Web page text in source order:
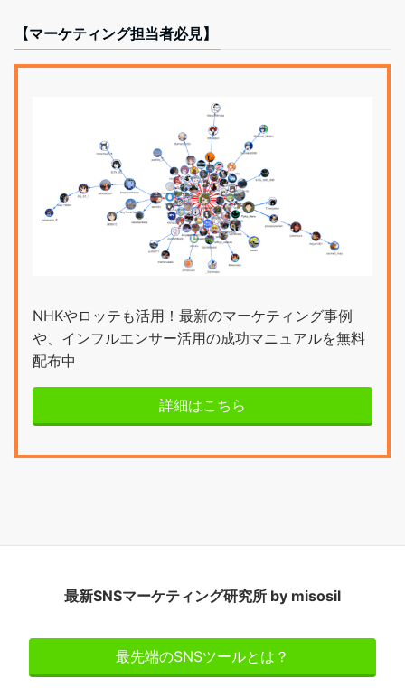
【マーケティング担当者必見】
NHKやロッテも活用！最新のマーケティング事例
や、インフルエンサー活用の成功マニュアルを無料
配布中
詳細はこちら
最新SNSマーケティング研究所 by misosil
最先端のSNSツールとは？